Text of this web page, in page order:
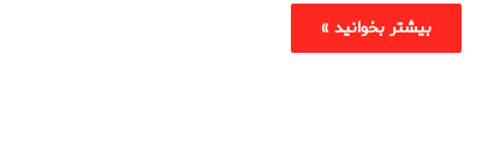
بیشتر بخوانید »